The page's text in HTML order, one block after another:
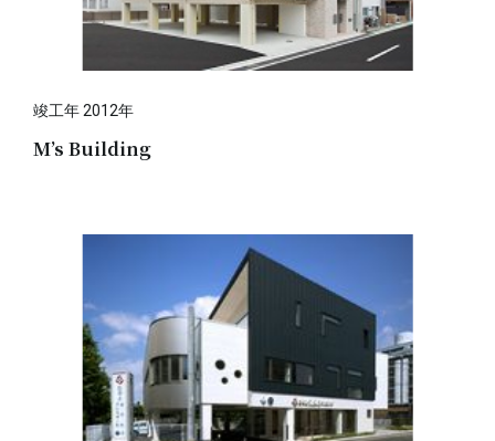
竣工年 2012年
M’s Building